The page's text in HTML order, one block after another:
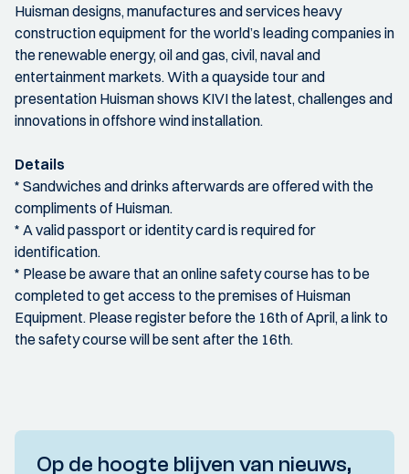
Huisman designs, manufactures and services heavy
construction equipment for the world’s leading companies in
the renewable energy, oil and gas, civil, naval and
entertainment markets. With a quayside tour and
presentation Huisman shows KIVI the latest, challenges and
innovations in offshore wind installation.
Details
* Sandwiches and drinks afterwards are offered with the
compliments of Huisman.
* A valid passport or identity card is required for
identification.
* Please be aware that an online safety course has to be
completed to get access to the premises of Huisman
Equipment. Please register before the 16th of April, a link to
the safety course will be sent after the 16th.
Op de hoogte blijven van nieuws,